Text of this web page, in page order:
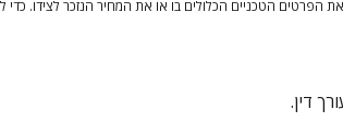
הפרטים הטכניים הכלולים בו או את המחיר הנזכר לצידו.
דין.